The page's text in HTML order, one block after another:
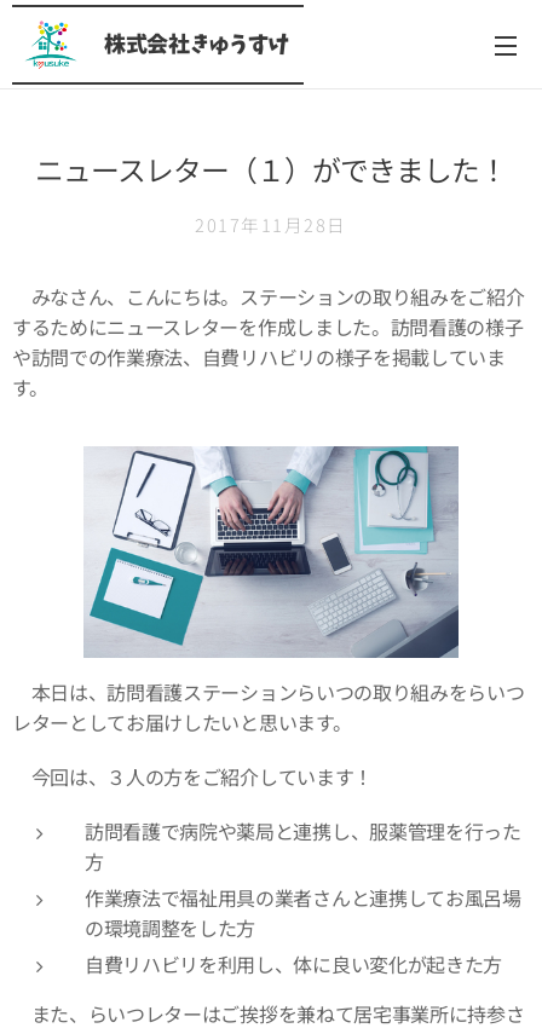
株式会社きゅうすけ
ニュースレター（１）ができました！
2017年11月28日
みなさん、こんにちは。ステーションの取り組みをご紹介
するためにニュースレターを作成しました。訪問看護の様子
や訪問での作業療法、自費リハビリの様子を掲載していま
す。
本日は、訪問看護ステーションらいつの取り組みをらいつ
レターとしてお届けしたいと思います。
今回は、３人の方をご紹介しています！
訪問看護で病院や薬局と連携し、服薬管理を行った
方
作業療法で福祉用具の業者さんと連携してお風呂場
の環境調整をした方
自費リハビリを利用し、体に良い変化が起きた方
また、らいつレターはご挨拶を兼ねて居宅事業所に持参さ